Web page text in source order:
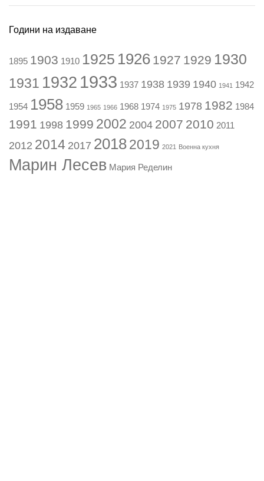
Години на издаване
1895 1903 1910 1925 1926 1927 1929 1930
1931 1932 1933 1937 1938 1939 1940 1941 1942
1954 1958 1959 1965 1966 1968 1974 1975 1978 1982 1984
1991 1998 1999 2002 2004 2007 2010 2011
2012 2014 2017 20182019 2021 Военна кухня
Марин Лесев Мария Ределин